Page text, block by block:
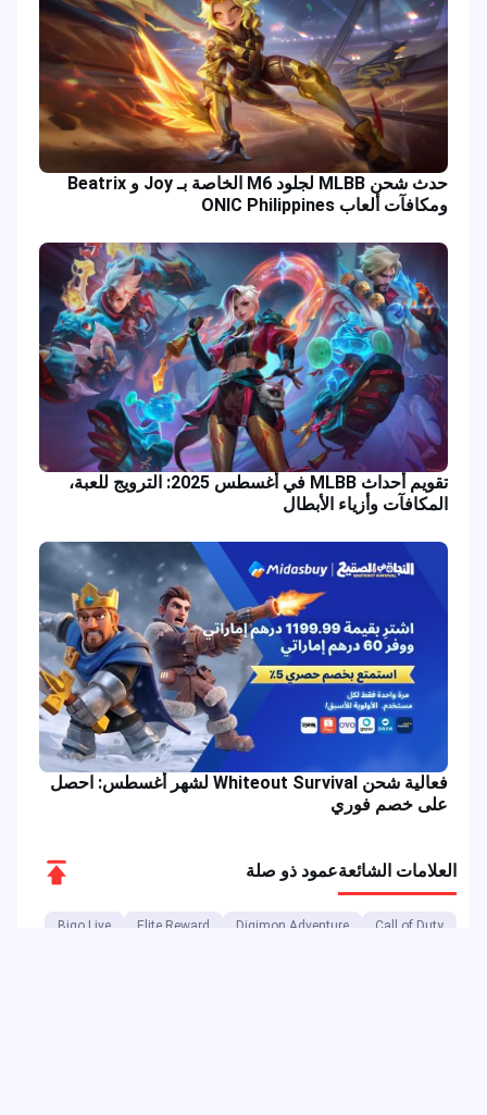
حدث شحن MLBB لجلود M6 الخاصة بـ Joy و Beatrix
ومكافآت ألعاب ONIC Philippines
تقويم أحداث MLBB في أغسطس 2025: الترويج للعبة،
المكافآت وأزياء الأبطال
فعالية شحن Whiteout Survival لشهر أغسطس: احصل
على خصم فوري
العلامات الشائعةعمود ذو صلة
Call of Duty
Digimon Adventure
Elite Reward
Bigo Live
Scroll
Top